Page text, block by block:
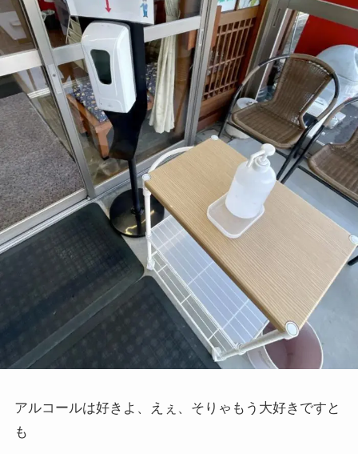
アルコールは好きよ、えぇ、そりゃもう大好きですと
も